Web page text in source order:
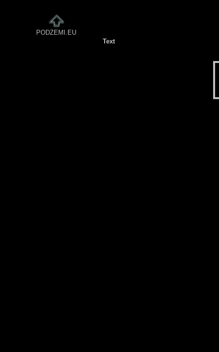
PODZEMI.EU
Text